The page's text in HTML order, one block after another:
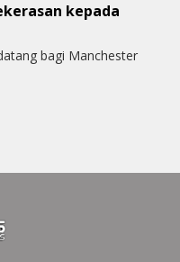
kepada
bagi Manchester